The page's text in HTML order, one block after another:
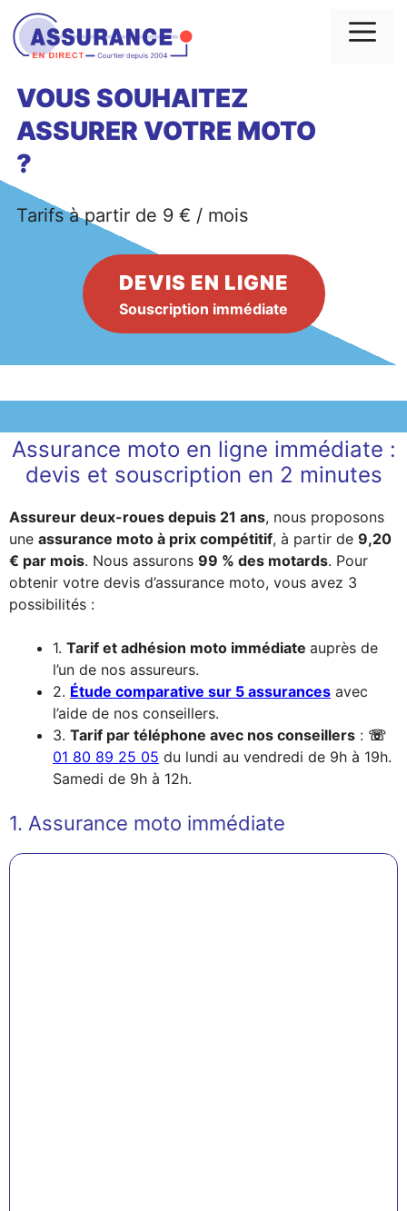
Aller
au
contenu
VOUS SOUHAITEZ
ASSURER VOTRE MOTO
?
Tarifs à partir de 9 € / mois
DEVIS EN LIGNE
Souscription immédiate
Assurance moto en ligne immédiate :
devis et souscription en 2 minutes
Assureur deux-roues depuis 21 ans, nous proposons
une assurance moto à prix compétitif, à partir de 9,20
€ par mois. Nous assurons 99 % des motards. Pour
obtenir votre devis d’assurance moto, vous avez 3
possibilités :
1. Tarif et adhésion moto immédiate auprès de
l’un de nos assureurs.
2. Étude comparative sur 5 assurances avec
l’aide de nos conseillers.
3. Tarif par téléphone avec nos conseillers : ☏
01 80 89 25 05 du lundi au vendredi de 9h à 19h.
Samedi de 9h à 12h.
1. Assurance moto immédiate